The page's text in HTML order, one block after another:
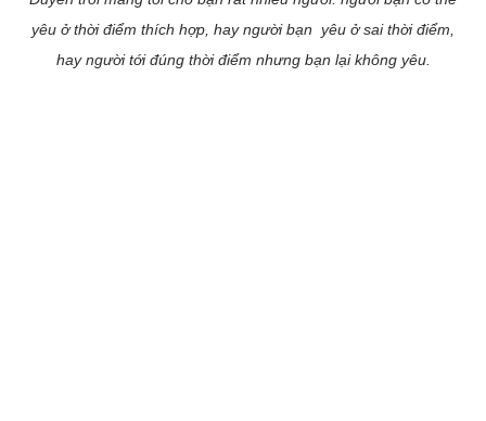
yêu ở thời điểm thích hợp, hay người bạn yêu ở sai thời điểm,
hay người tới đúng thời điểm nhưng bạn lại không yêu.